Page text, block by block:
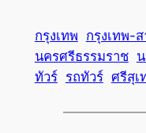
กรุงเทพ กรุงเทพ-
นครศรีธรรมราช
ทัวร์ รถทัวร์ ศรีสุเ